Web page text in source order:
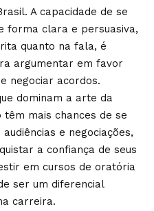
A capacidade de se
forma clara e persuasiva,
quanto na fala, é
argumentar em favor
negociar acordos.
dominam a arte da
têm mais chances de se
e negociações,
a confiança de seus
em cursos de oratória
ser um diferencial
carreira.